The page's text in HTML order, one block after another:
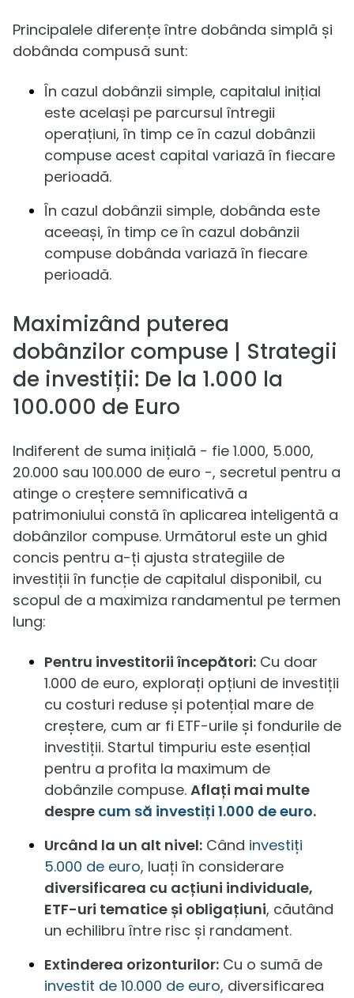
Principalele diferențe între dobânda simplă și
dobânda compusă sunt:
În cazul dobânzii simple, capitalul inițial
este același pe parcursul întregii
operațiuni, în timp ce în cazul dobânzii
compuse acest capital variază în fiecare
perioadă.
În cazul dobânzii simple, dobânda este
aceeași, în timp ce în cazul dobânzii
compuse dobânda variază în fiecare
perioadă.
Maximizând puterea
dobânzilor compuse | Strategii
de investiții: De la 1.000 la
100.000 de Euro
Indiferent de suma inițială - fie 1.000, 5.000,
20.000 sau 100.000 de euro -, secretul pentru a
atinge o creștere semnificativă a
patrimoniului constă în aplicarea inteligentă a
dobânzilor compuse. Următorul este un ghid
concis pentru a-ți ajusta strategiile de
investiții în funcție de capitalul disponibil, cu
scopul de a maximiza randamentul pe termen
lung:
Pentru investitorii începători: Cu doar
1.000 de euro, explorați opțiuni de investiții
cu costuri reduse și potențial mare de
creștere, cum ar fi ETF-urile și fondurile de
investiții. Startul timpuriu este esențial
pentru a profita la maximum de
dobânzile compuse. Aflați mai multe
despre cum să investiți 1.000 de euro.
Urcând la un alt nivel: Când investiți
5.000 de euro, luați în considerare
diversificarea cu acțiuni individuale,
ETF-uri tematice și obligațiuni, căutând
un echilibru între risc și randament.
Extinderea orizonturilor: Cu o sumă de
investit de 10.000 de euro, diversificarea